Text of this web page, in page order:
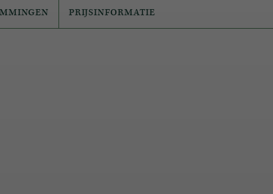
PRIJSINFORMATIE